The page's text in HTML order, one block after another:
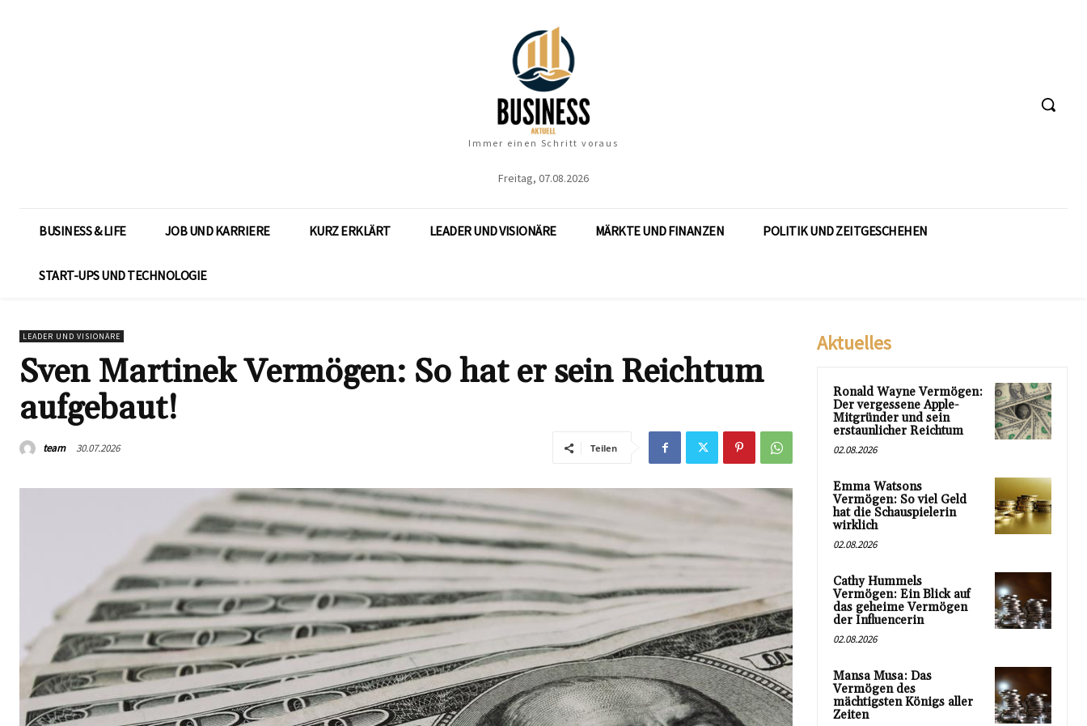
Immer einen Schritt voraus
Freitag, 07.08.2026
BUSINESS & LIFE JOB UND KARRIERE KURZ ERKLÄRT LEADER UND VISIONÄRE MÄRKTE UND FINANZEN POLITIK UND ZEITGESCHEHEN
START-UPS UND TECHNOLOGIE
LEADER UND VISIONÄRE
Sven Martinek Vermögen: So hat er sein Reichtum
aufgebaut!
team 30.07.2026 Teilen
Aktuelles
Ronald Wayne Vermögen:
Der vergessene Apple-
Mitgründer und sein
erstaunlicher Reichtum
02.08.2026
Emma Watsons
Vermögen: So viel Geld
hat die Schauspielerin
wirklich
02.08.2026
Cathy Hummels
Vermögen: Ein Blick auf
das geheime Vermögen
der Influencerin
02.08.2026
Mansa Musa: Das
Vermögen des
mächtigsten Königs aller
Zeiten